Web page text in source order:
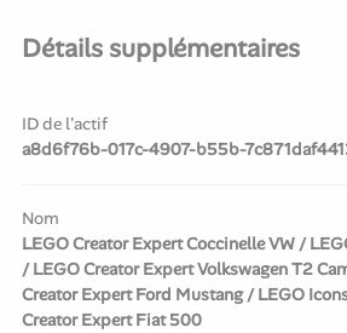
Détails supplémentaires
ID de l'actif
a8d6f76b-017c-4907-b55b-
Nom
LEGO Creator Expert Coccinelle VW /
/ LEGO Creator Expert Volkswagen T2
Creator Expert Ford Mustang / LEGO
Creator Expert Fiat 500